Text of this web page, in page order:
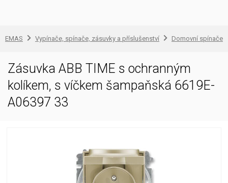
EMAS Vypínače, spínače, zásuvky a příslušenství Domovní spínače
Zásuvka ABB TIME s ochranným
kolíkem, s víčkem šampaňská 6619E-
A06397 33